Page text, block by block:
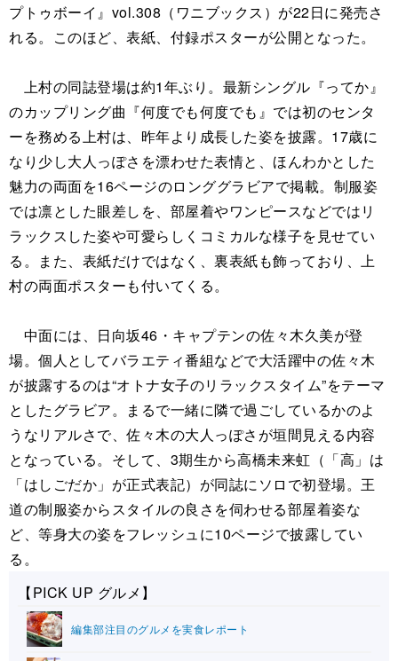
プトゥボーイ』vol.308（ワニブックス）が22日に発売さ
れる。このほど、表紙、付録ポスターが公開となった。
上村の同誌登場は約1年ぶり。最新シングル『ってか』
のカップリング曲『何度でも何度でも』では初のセンタ
ーを務める上村は、昨年より成長した姿を披露。17歳に
なり少し大人っぽさを漂わせた表情と、ほんわかとした
魅力の両面を16ページのロンググラビアで掲載。制服姿
では凛とした眼差しを、部屋着やワンピースなどではリ
ラックスした姿や可愛らしくコミカルな様子を見せてい
る。また、表紙だけではなく、裏表紙も飾っており、上
村の両面ポスターも付いてくる。
中面には、日向坂46・キャプテンの佐々木久美が登
場。個人としてバラエティ番組などで大活躍中の佐々木
が披露するのは“オトナ女子のリラックスタイム”をテーマ
としたグラビア。まるで一緒に隣で過ごしているかのよ
うなリアルさで、佐々木の大人っぽさが垣間見える内容
となっている。そして、3期生から高橋未来虹（「高」は
「はしごだか」が正式表記）が同誌にソロで初登場。王
道の制服姿からスタイルの良さを伺わせる部屋着姿な
ど、等身大の姿をフレッシュに10ページで披露してい
る。
【PICK UP グルメ】
編集部注目のグルメを実食レポート